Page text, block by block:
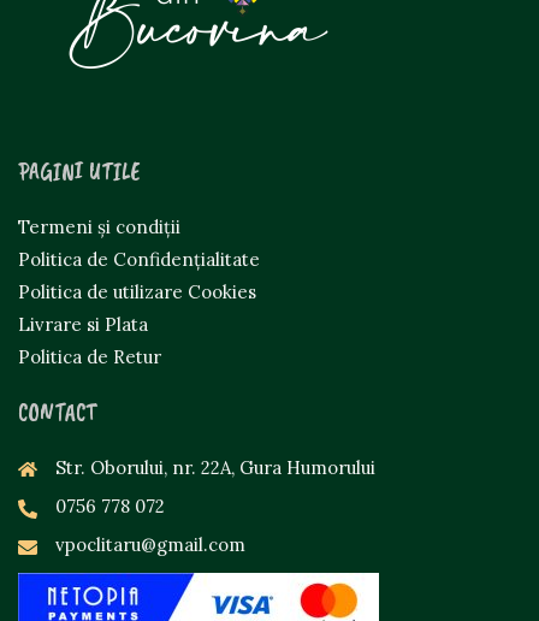
PAGINI UTILE
Termeni și condiții
Politica de Confidențialitate
Politica de utilizare Cookies
Livrare si Plata
Politica de Retur
CONTACT
Str. Oborului, nr. 22A, Gura Humorului
0756 778 072
vpoclitaru@gmail.com